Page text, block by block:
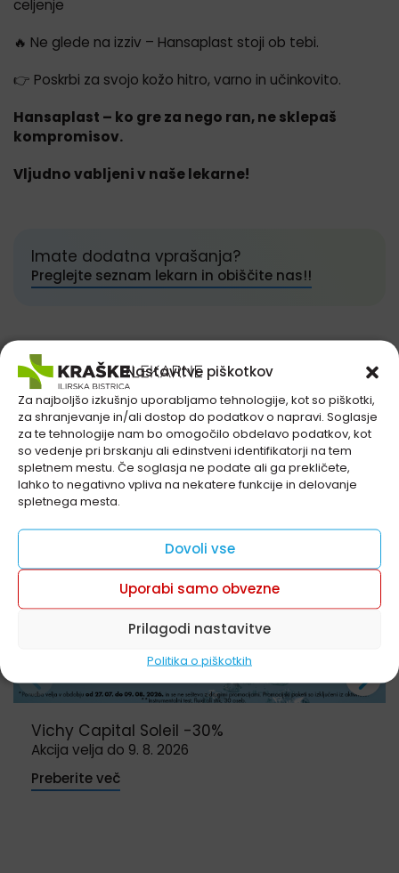
Nastavitve piškotkov
Za najboljšo izkušnjo uporabljamo tehnologije, kot so piškotki,
za shranjevanje in/ali dostop do podatkov o napravi. Soglasje
za te tehnologije nam bo omogočilo obdelavo podatkov, kot
so vedenje pri brskanju ali edinstveni identifikatorji na tem
spletnem mestu. Če soglasja ne podate ali ga prekličete,
lahko to negativno vpliva na nekatere funkcije in delovanje
spletnega mesta.
Dovoli vse
Uporabi samo obvezne
Prilagodi nastavitve
Politika o piškotkih
celjenje
🔥 Ne glede na izziv – Hansaplast stoji ob tebi.
👉 Poskrbi za svojo kožo hitro, varno in učinkovito.
Hansaplast – ko gre za nego ran, ne sklepaš
kompromisov.
Vljudno vabljeni v naše lekarne!
Imate dodatna vprašanja?
Preglejte seznam lekarn in obiščite nas!!
Preskoči sekcijo Akcije in ugodnosti
Akcije in ugodnosti v naših
lekarnah
Izdelke je možno kupiti izključno v fizičnih lekarnah in
niso na voljo za spletni nakup.
Preglejte seznam naših lekarn
Vichy Capital Soleil -30%
Akcija velja do 9. 8. 2026
Preberite več